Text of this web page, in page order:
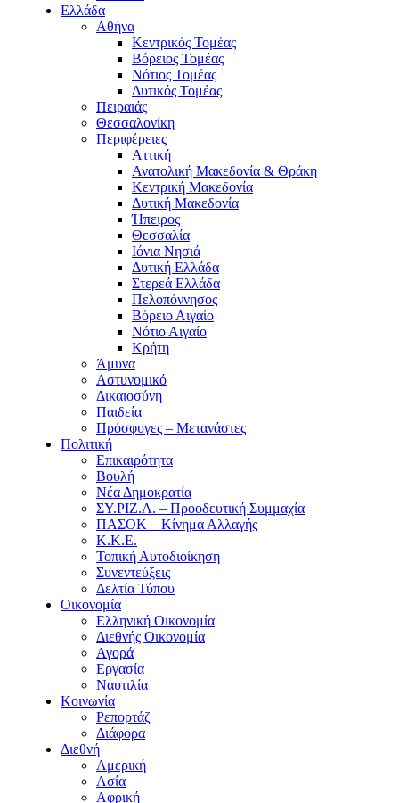
Ελλάδα
Αθήνα
Κεντρικός Τομέας
Βόρειος Τομέας
Νότιος Τομέας
Δυτικός Τομέας
Πειραιάς
Θεσσαλονίκη
Περιφέρειες
Αττική
Ανατολική Μακεδονία & Θράκη
Κεντρική Μακεδονία
Δυτική Μακεδονία
Ήπειρος
Θεσσαλία
Ιόνια Νησιά
Δυτική Ελλάδα
Στερεά Ελλάδα
Πελοπόννησος
Βόρειο Αιγαίο
Νότιο Αιγαίο
Κρήτη
Άμυνα
Αστυνομικό
Δικαιοσύνη
Παιδεία
Πρόσφυγες – Μετανάστες
Πολιτική
Επικαιρότητα
Βουλή
Νέα Δημοκρατία
ΣΥ.ΡΙΖ.Α. – Προοδευτική Συμμαχία
ΠΑΣΟΚ – Κίνημα Αλλαγής
Κ.Κ.Ε.
Τοπική Αυτοδιοίκηση
Συνεντεύξεις
Δελτία Τύπου
Οικονομία
Ελληνική Οικονομία
Διεθνής Οικονομία
Αγορά
Εργασία
Ναυτιλία
Κοινωνία
Ρεπορτάζ
Διάφορα
Διεθνή
Αμερική
Ασία
Αφρική